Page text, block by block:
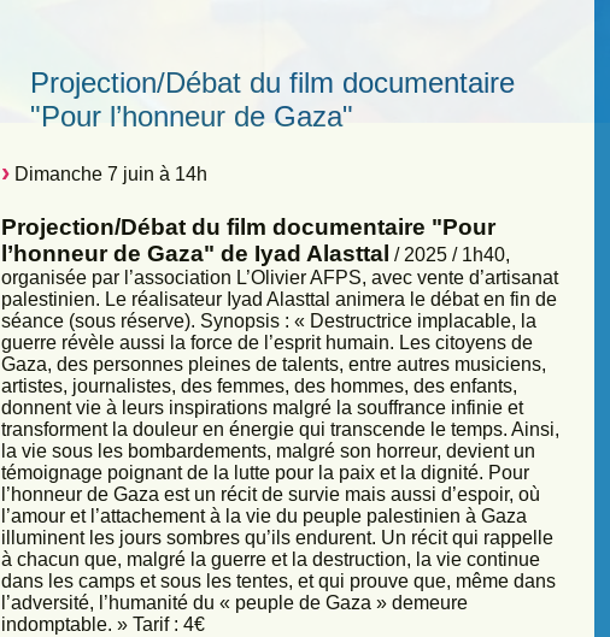
Projection/Débat du film documentaire
"Pour l’honneur de Gaza"
Dimanche 7 juin à 14h
Projection/Débat du film documentaire "Pour
l’honneur de Gaza" de Iyad Alasttal / 2025 / 1h40,
organisée par l’association L’Olivier AFPS, avec vente d’artisanat
palestinien. Le réalisateur Iyad Alasttal animera le débat en fin de
séance (sous réserve). Synopsis : « Destructrice implacable, la
guerre révèle aussi la force de l’esprit humain. Les citoyens de
Gaza, des personnes pleines de talents, entre autres musiciens,
artistes, journalistes, des femmes, des hommes, des enfants,
donnent vie à leurs inspirations malgré la souffrance infinie et
transforment la douleur en énergie qui transcende le temps. Ainsi,
la vie sous les bombardements, malgré son horreur, devient un
témoignage poignant de la lutte pour la paix et la dignité. Pour
l’honneur de Gaza est un récit de survie mais aussi d’espoir, où
l’amour et l’attachement à la vie du peuple palestinien à Gaza
illuminent les jours sombres qu’ils endurent. Un récit qui rappelle
à chacun que, malgré la guerre et la destruction, la vie continue
dans les camps et sous les tentes, et qui prouve que, même dans
l’adversité, l’humanité du « peuple de Gaza » demeure
indomptable. » Tarif : 4€